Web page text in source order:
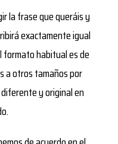
la frase que queráis y
exactamente igual
formato habitual es de
a otros tamaños por
y original en